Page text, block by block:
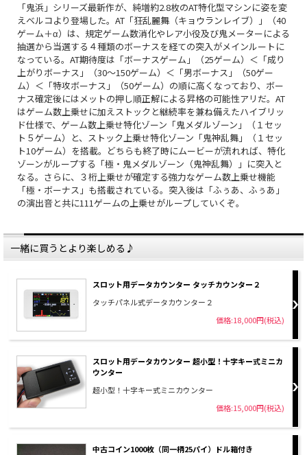
「鬼浜」シリーズ最新作が、純増約2.8枚のAT特化型マシンに姿を変
えベルコより登場した。AT「狂乱麗舞（キョウランレイブ）」（40
ゲーム＋α）は、規定ゲーム数消化やレア小役及び鬼メーターによる
抽選から当選する４種類のボーナスを経ての突入がメインルートに
なっている。AT期待度は「ボーナスゲーム」（25ゲーム）＜「成り
上がりボーナス」（30～150ゲーム）＜「男ボーナス」（50ゲー
ム）＜「特攻ボーナス」（50ゲーム）の順に高くなっており、ボー
ナス確定後にはメットの押し順正解による昇格の可能性アリだ。AT
はゲーム数上乗せに加えストックと継続率を兼ね備えたハイブリッ
ド仕様で、ゲーム数上乗せ特化ゾーン「鬼メダルゾーン」（１セッ
ト５ゲーム）と、ストック上乗せ特化ゾーン「鬼神乱舞」（１セッ
ト10ゲーム）を搭載。どちらも終了時にムービーが流れれば、特化
ゾーンがループする「極・鬼メダルゾーン（鬼神乱舞）」に突入と
なる。さらに、３桁上乗せが確定する強力なゲーム数上乗せ機能
「極・ボーナス」も搭載されている。突入後は「ふぅあ、ふぅあ」
の演出音と共に111ゲームの上乗せがループしていくぞ。
一緒に買うとより楽しめる♪
スロット用データカウンター タッチカウンター２
タッチパネル式データカウンター２
価格:18,000円(税込)
スロット用データカウンター 超小型！十字キー式ミニカ
ウンター
超小型！十字キー式ミニカウンター
価格:15,000円(税込)
中古コイン1000枚（同一柄25パイ）ドル箱付き